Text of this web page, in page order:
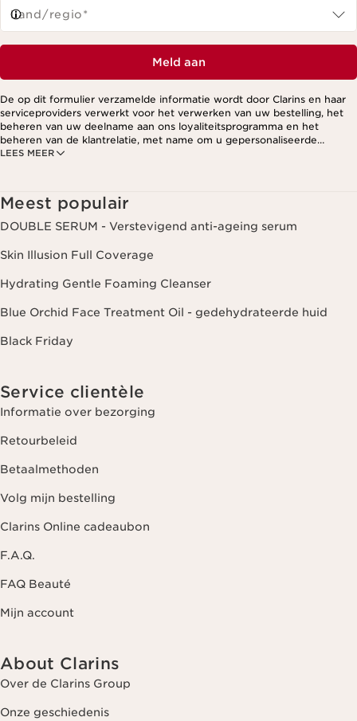
Land/regio*
Meld aan
LEES MEER
De op dit formulier verzamelde informatie wordt door Clarins en haar
serviceproviders verwerkt voor het verwerken van uw bestelling, het
beheren van uw deelname aan ons loyaliteitsprogramma en het
beheren van de klantrelatie, met name om u gepersonaliseerde
aanbiedingen te kunnen sturen op basis van uw eerdere aankopen en
Meest populair
DOUBLE SERUM - Verstevigend anti-ageing serum
Skin Illusion Full Coverage
Hydrating Gentle Foaming Cleanser
Blue Orchid Face Treatment Oil - gedehydrateerde huid
Black Friday
Service clientèle
Informatie over bezorging
Retourbeleid
Betaalmethoden
Volg mijn bestelling
Clarins Online cadeaubon
F.A.Q.
FAQ Beauté
Mijn account
About Clarins
Over de Clarins Group
Onze geschiedenis